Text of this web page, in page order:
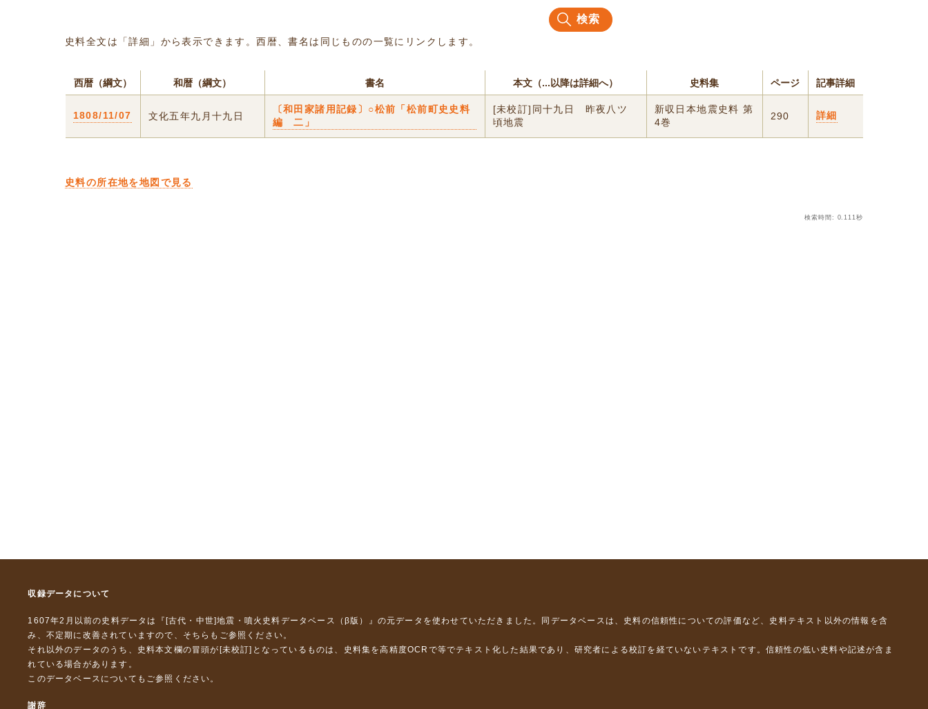
検索
史料全文は「詳細」から表示できます。西暦、書名は同じものの一覧にリンクします。
西暦（綱文） 和暦（綱文） 書名 本文（...以降は詳細へ） 史料集 ページ 記事詳細
1808/11/07 文化五年九月十九日
〔和田家諸用記録〕○松前「松前町史史料
編 二」
[未校訂]同十九日 昨夜八ツ
頃地震
新収日本地震史料 第
4巻
290 詳細
史料の所在地を地図で見る
検索時間: 0.111秒
収録データについて
1607年2月以前の史料データは『 [古代・中世]地震・噴火史料データベース（β版）』 の元データを使わせていただきました。同データベースは、史料の信頼性についての評価など、史料テキスト以外の情報を含
み、不定期に改善されていますので、 そちら もご参照ください。
それ以外のデータのうち、史料本文欄の冒頭が[未校訂]となっているものは、史料集を高精度OCRで等でテキスト化した結果であり、研究者による校訂を経ていないテキストです。信頼性の低い史料や記述が含ま
れている場合があります。
このデータベースについて もご参照ください。
謝辞